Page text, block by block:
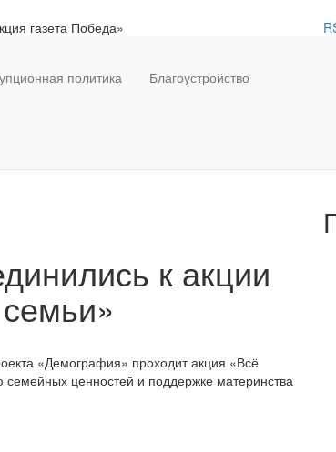
газета Победа»
политика Благоустройство
к акции
«Демография» проходит акция «Всё
ценностей и поддержке материнства